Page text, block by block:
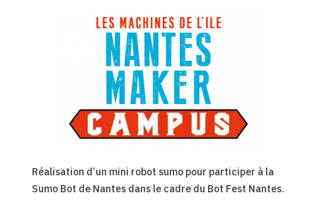
Réalisation d’un mini robot sumo pour participer à la
Sumo Bot de Nantes dans le cadre du Bot Fest Nantes.